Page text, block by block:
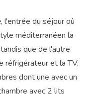
, l'entrée du séjour où
méditerranéen la
que de l'autre
réfrigérateur et la TV,
dont une avec un
avec 2 lits